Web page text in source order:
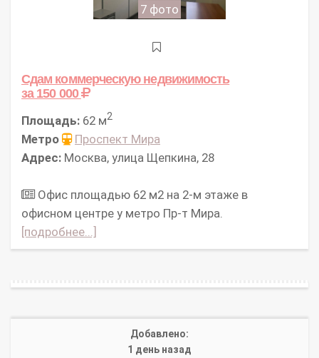
7 фото
Сдам коммерческую недвижимость
за 150 000
Площадь: 62 м2
Метро
Проспект Мира
Адрес: Москва, улица Щепкина, 28
Офис площадью 62 м2 на 2-м этаже в
офисном центре у метро Пр-т Мира.
[подробнее...]
Добавлено:
1 день назад